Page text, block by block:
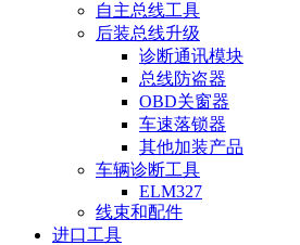
自主总线工具
后装总线升级
诊断通讯模块
总线防盗器
OBD关窗器
车速落锁器
其他加装产品
车辆诊断工具
ELM327
线束和配件
进口工具